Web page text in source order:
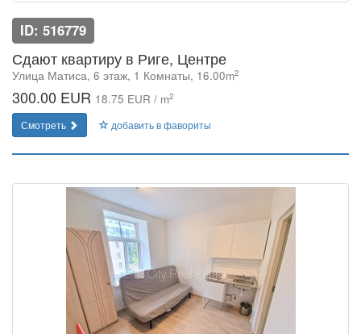
ID: 516779
Сдают квартиру в Риге, Центре
Улица Матиса, 6 этаж, 1 Комнаты, 16.00m2
300.00 EUR 18.75 EUR / m2
Смотреть добавить в фавориты